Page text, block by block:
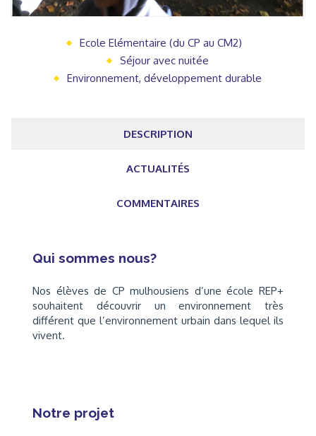
Ecole Elémentaire (du CP au CM2)
Séjour avec nuitée
Environnement, développement durable
DESCRIPTION
ACTUALITÉS
COMMENTAIRES
Qui sommes nous?
Nos élèves de CP mulhousiens d’une école REP+
souhaitent découvrir un environnement très
différent que l’environnement urbain dans lequel ils
vivent.
Notre projet